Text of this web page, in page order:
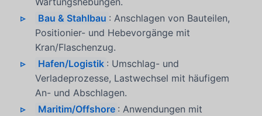
Bau & Stahlbau : Anschlagen von Bauteilen,
Positionier- und Hebevorgänge mit
Kran/Flaschenzug.
Hafen/Logistik : Umschlag- und
Verladeprozesse, Lastwechsel mit häufigem
An- und Abschlagen.
Maritim/Offshore : Anwendungen mit